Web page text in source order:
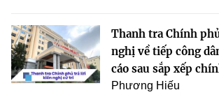
Thanh tra Chính
nghị về tiếp công
cáo sau sắp xếp
Phương Hiếu